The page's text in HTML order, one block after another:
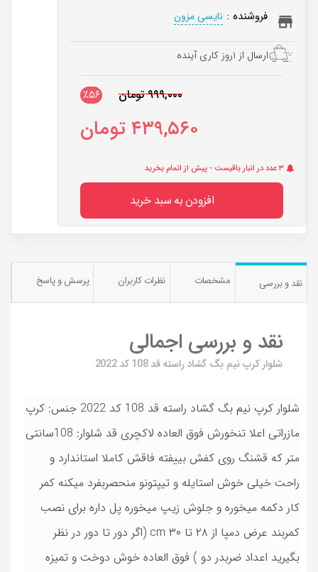
فروشنده : نایسی مزون
ارسال از ۱روز کاری آینده
۹۹۹,۰۰۰ تومان ٪۵۶
۴۳۹,۵۶۰ تومان
افزودن به سبد خرید
نقد و بررسی مشخصات نظرات کاربران پرسش و پاسخ
نقد و بررسی اجمالی
شلوار کرپ نیم بگ گشاد راسته قد 108 کد 2022
شلوار کرپ نیم بگ گشاد راسته قد 108 کد 2022 جنس: کرپ
مازراتی اعلا تنخورش فوق العاده لاکچری قد شلوار: 108سانتی
متر که قشنگ روی کفش بییفته فاقش کاملا استاندارد و
راحت خیلی خوش استایله و تیپتونو منحصربفرد میکنه کمر
کار دکمه میخوره و جلوش زیپ میخوره پل داره برای نصب
کمربند عرض دمپا از ۲۸ تا ۳۰ cm (اگر دور تا دور در نظر
بگیرید اعداد ضربدر دو ) فوق العاده خوش دوخت و تمیزه